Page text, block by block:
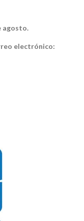
agosto.
electrónico: